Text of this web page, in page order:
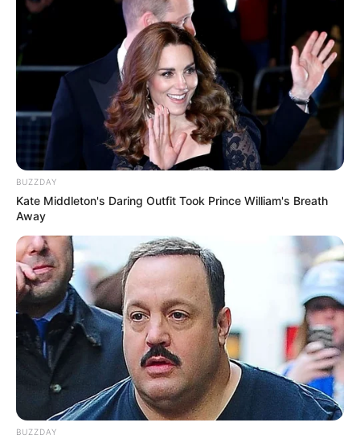
BUZZDAY
Kate Middleton's Daring Outfit Took Prince William's Breath
Away
BUZZDAY